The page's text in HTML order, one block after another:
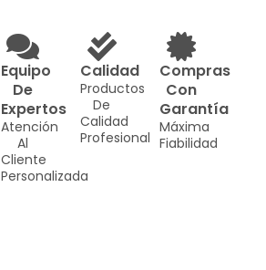
Equipo
De
Expertos
Atención
Al
Cliente
Personalizada
Calidad
Productos
De
Calidad
Profesional
Compras
Con
Garantía
Máxima
Fiabilidad